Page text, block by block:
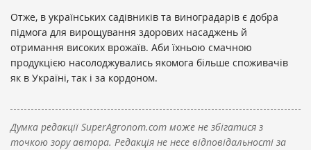
Отже, в українських садівників та виноградарів є добра
підмога для вирощування здорових насаджень й
отримання високих врожаїв. Аби їхньою смачною
продукцією насолоджувались якомога більше споживачів
як в Україні, так і за кордоном.
Думка редакції SuperAgronom.com може не збігатися з
точкою зору автора. Редакція не несе відповідальності за